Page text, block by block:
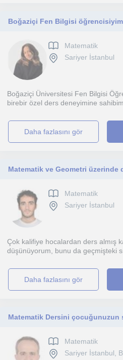
Matematik
Sariyer İstanbul
Boğaziçi Üniversitesi Fen Bilgisi
birebir özel ders deneyimine
daha fazlasını gör
Matematik
Sariyer İstanbul
Çok kalifiye hocalardan ders almış
düşünüyorum, bunu da geçmişteki
daha fazlasını gör
Matematik Dersini çocuğunuzun
Matematik
Sariyer İstanbul,